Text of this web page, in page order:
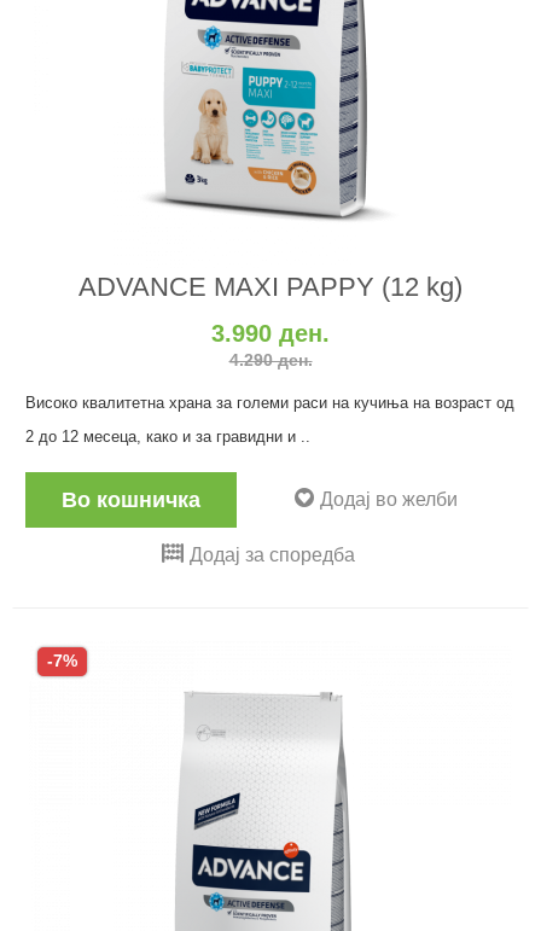
ADVANCE MAXI PAPPY (12 kg)
3.990 ден.
4.290 ден.
Високо квалитетна храна за големи раси на кучиња на возраст од
2 до 12 месеца, како и за гравидни и ..
Во кошничка Додај во желби
Додај за споредба
-7%